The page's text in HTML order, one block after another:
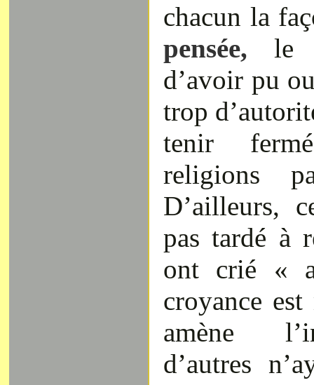
chacun la
pensée, le
d’avoir pu
trop
tenir
religions
D’ailleurs,
pas tardé à
ont crié «
croyance est
amène
d’autres